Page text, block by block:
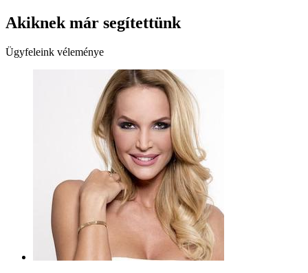
Akiknek már segítettünk
Ügyfeleink véleménye